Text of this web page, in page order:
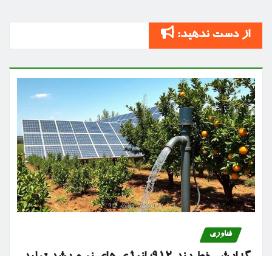
از دست ندهید:
فناوری